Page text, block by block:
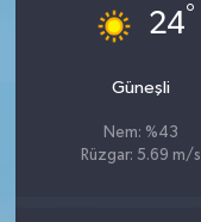
24°
Güneşli
Nem: %43
Rüzgar: 5.69 m/s